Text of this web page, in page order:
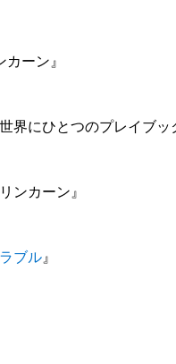
ーン』
にひとつのプレイブッ
ンカーン』
ブル』